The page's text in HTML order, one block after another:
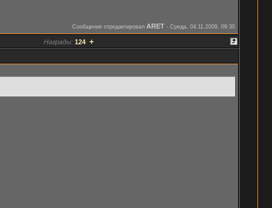
Сообщение отредактировал ARET - Среда, 04.11.2009, 09:30
Награды: 124 +